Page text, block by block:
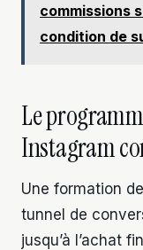
commissions
condition de
Le
Instagram
Une formation
tunnel de
jusqu’à l’achat